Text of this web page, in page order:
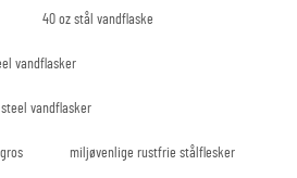
40 oz stål vandflaske
vandflasker
vandflasker
miljøvenlige rustfrie stålflesker